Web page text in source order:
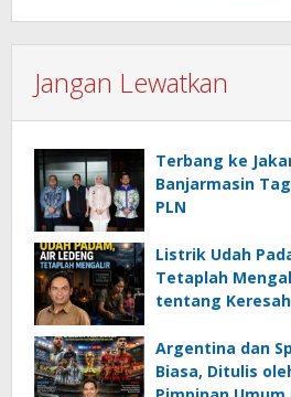
Jangan Lewatkan
Terbang ke
Banjarmasin
PLN
Listrik Udah
Tetaplah
tentang
Ancaman
Rifai, SH
Argentina dan
Biasa, Ditulis